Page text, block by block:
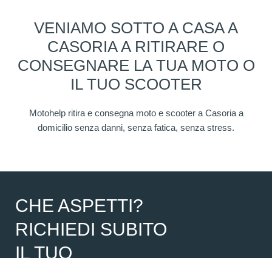
VENIAMO SOTTO A CASA A CASORIA A
RITIRARE O CONSEGNARE LA TUA
MOTO O IL TUO SCOOTER
Motohelp ritira e consegna moto e scooter a Casoria a
domicilio senza danni, senza fatica, senza stress.
RICHIEDI SUBITO IL
TUO PREVENTIVO.
QUANTO COSTA?